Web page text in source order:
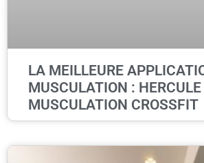
LA MEILLEURE
MUSCULATION : HERCULE
MUSCULATION CROSSFIT